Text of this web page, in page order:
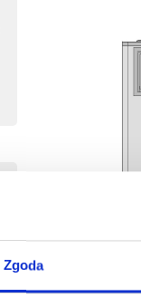
Zgoda